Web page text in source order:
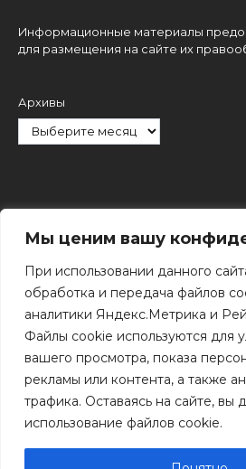
Мы ценим вашу
При использовании данного
обработка и передача файлов
аналитики Яндекс.Метрика и
Файлы cookie используются для
вашего просмотра, показа
рекламы или контента, а также
трафика. Оставаясь на сайте, вы
использование файлов cookie.
Информационные материалы
для размещения на сайте их
Архивы
разрешения правообладателя.